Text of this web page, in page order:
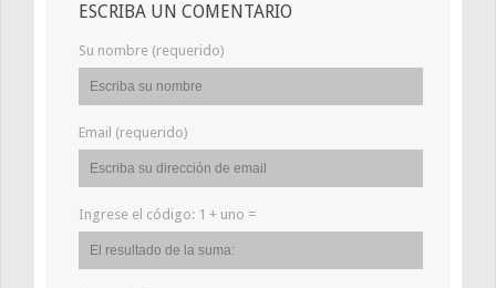
ESCRIBA UN COMENTARIO
Su nombre (requerido)
Email (requerido)
Ingrese el código: 1 + uno =